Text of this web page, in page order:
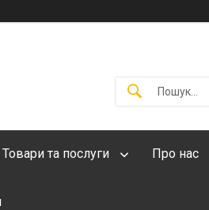
Товари та послуги Про нас